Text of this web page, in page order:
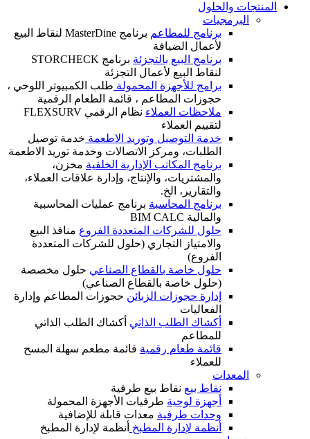
المنتجات والحلول
البرمجيات
برنامج للمطاعم
برنامج MasterDine لنقاط البيع
لأعمال الضيافة
برنامج البيع بالتجزئة
برنامج STORCHECK
لنقاط البيع لأعمال التجزئة
برامج للأجهزة المحمولة طلب الكمبيوتر اللوحي ،
حجوزات المطاعم ، قائمة الطعام الرقمية
ملاحظات العملاء
نظام الرقمي FLEXSURV
لتقييم العملاء
خدمة التوصيل وتوريد الاطعمة خدمة توصيل
الطلبات، ومركز الاتصالات وخدمة توريد الاطعمة
برنامج المكاتب الإدارية الخلفية مخزن،
والمشتريات، والإنتاج، وإدارة علاقات العملاء،
والتقارير، الخ.
برنامج المحاسبة برنامج عمليات المحاسبية
والمالية BIM CALC
حلول للشركات المتعددة الفروع منافذ البيع
والامتياز التجاري (حلول للشركات المتعددة
الفروع)
حلول خاصة بالقطاع الصناعي حلول مخصصة
(حلول خاصة بالقطاع الصناعي)
إدارة حجوزات الزبائن حجوزات المطاعم وإدارة
الفعاليات
أكشاك الطلب الذاتي أكشاك الطلب الذاتي
للمطاعم
قائمة طعام رقمية قائمة مطعم سهلة المسح
للعملاء
المعدات
نقاط بيع نقاط بيع طرفية
أجهزة لوحية طرفيات الأجهزة المحمولة
وحدات طرفية معدات قابلة للإضافية
أنظمة لإدارة المطبخ أنظمة لإدارة المطبخ